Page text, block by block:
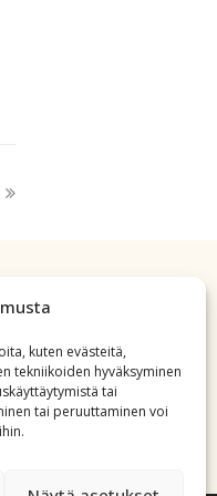
kuten evästeitä,
tekniikoiden hyväksyminen
tai
tai peruuttaminen voi